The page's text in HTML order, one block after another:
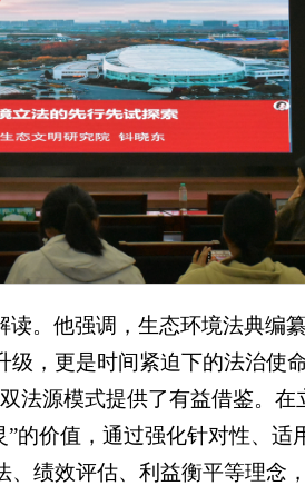
。他强调，生态环境法典编
，更是时间紧迫下的法治使
法源模式提供了有益借鉴。
的价值，通过强化针对性、适
绩效评估、利益衡平等理念